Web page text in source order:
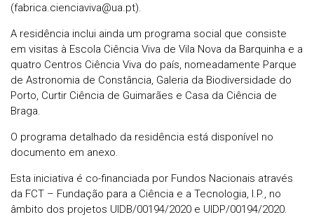
(fabrica.cienciaviva@ua.pt).
A residência inclui ainda um programa social que consiste
em visitas à Escola Ciência Viva de Vila Nova da Barquinha e a
quatro Centros Ciência Viva do país, nomeadamente Parque
de Astronomia de Constância, Galeria da Biodiversidade do
Porto, Curtir Ciência de Guimarães e Casa da Ciência de
Braga.
O programa detalhado da residência está disponível no
documento em anexo.
Esta iniciativa é co-financiada por Fundos Nacionais através
da FCT – Fundação para a Ciência e a Tecnologia, I.P., no
âmbito dos projetos UIDB/00194/2020 e UIDP/00194/2020.